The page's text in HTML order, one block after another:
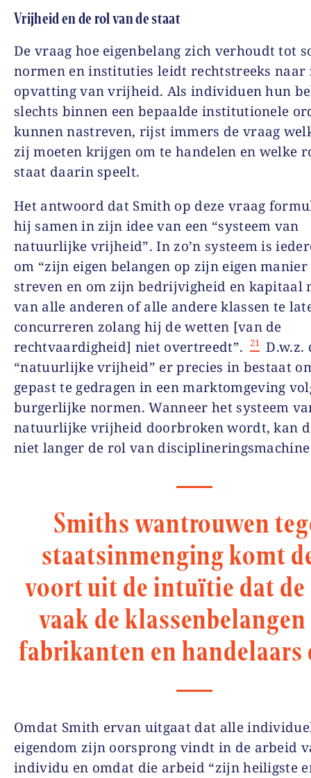
Vrijheid en de rol van de staat
De vraag hoe eigenbelang zich verhoudt tot
normen en instituties leidt rechtstreeks naar
opvatting van vrijheid. Als individuen hun
slechts binnen een bepaalde institutionele
kunnen nastreven, rijst immers de vraag
zij moeten krijgen om te handelen en welke
staat daarin speelt.
Het antwoord dat Smith op deze vraag
hij samen in zijn idee van een “systeem van
natuurlijke vrijheid”. In zo’n systeem is
om “zijn eigen belangen op zijn eigen manier
streven en om zijn bedrijvigheid en kapitaal
van alle anderen of alle andere klassen te
concurreren zolang hij de wetten [van de
rechtvaardigheid] niet overtreedt”.
21 D.w.z.
“natuurlijke vrijheid” er precies in bestaat
gepast te gedragen in een marktomgeving
burgerlijke normen. Wanneer het systeem
natuurlijke vrijheid doorbroken wordt, kan
niet langer de rol van
Smiths wantrouwen
staatsinmenging komt
voort uit de intuïtie dat de
vaak de
fabrikanten en
Omdat Smith ervan uitgaat dat alle
eigendom zijn oorsprong vindt in de arbeid
individu en omdat die arbeid “zijn heiligste